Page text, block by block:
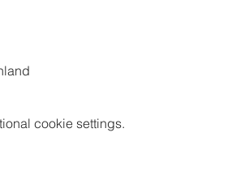
cookie settings.